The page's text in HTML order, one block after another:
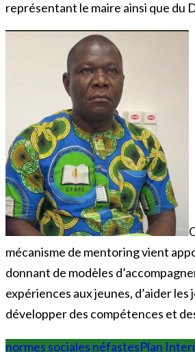
représentant le maire ainsi que du
mécanisme de mentoring vient
donnant de modèles
expériences aux jeunes, d’aider
développer des compétences et
normes sociales néfastesPlan